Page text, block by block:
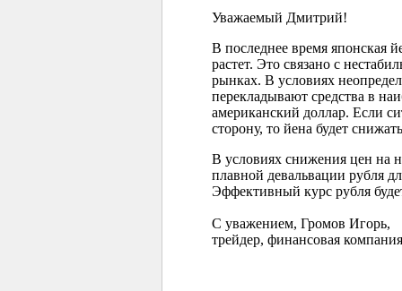
Уважаемый Дмитрий!
В последнее время
растет. Это связано с
рынках. В условиях
перекладывают средства в
американский доллар. Если
сторону, то йена будет
В условиях снижения цен на
плавной девальвации рубля
Эффективный курс рубля
С уважением, Громов Игорь,
трейдер, финансовая